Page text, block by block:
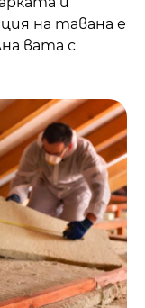
на тавана е
вата с